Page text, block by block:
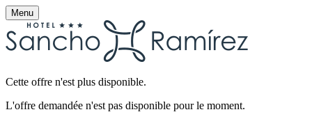
Menu
Cette offre n'est plus disponible.
L'offre demandée n'est pas disponible pour le moment.